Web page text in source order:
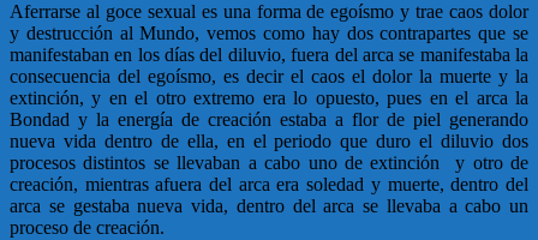
Aferrarse al goce sexual es una forma de egoísmo y trae caos dolor
y destrucción al Mundo, vemos como hay dos contrapartes que se
manifestaban en los días del diluvio, fuera del arca se manifestaba la
consecuencia del egoísmo, es decir el caos el dolor la muerte y la
extinción, y en el otro extremo era lo opuesto, pues en el arca la
Bondad y la energía de creación estaba a flor de piel generando
nueva vida dentro de ella, en el periodo que duro el diluvio dos
procesos distintos se llevaban a cabo uno de extinción y otro de
creación, mientras afuera del arca era soledad y muerte, dentro del
arca se gestaba nueva vida, dentro del arca se llevaba a cabo un
proceso de creación.